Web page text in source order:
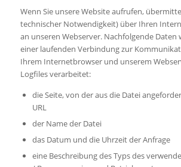
Wenn Sie unsere Website aufrufen,
technischer Notwendigkeit) über Ihren
an unseren Webserver. Nachfolgende Daten
einer laufenden Verbindung zur
Ihrem Internetbrowser und unserem
Logfiles verarbeitet:
die Seite, von der aus die Datei
URL
der Name der Datei
das Datum und die Uhrzeit der Anfrage
eine Beschreibung des Typs des